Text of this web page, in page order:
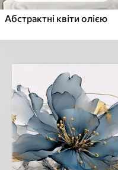
Абстрактні квіти олією